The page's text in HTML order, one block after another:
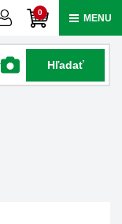
0 MENU
Hľadať